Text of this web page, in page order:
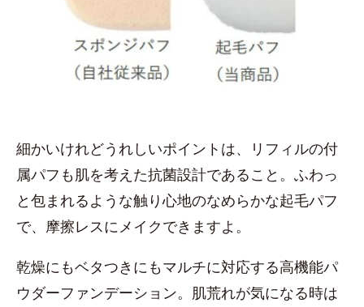
細かいけれどうれしいポイントは、リフィルの付
属パフも肌を考えた抗菌設計であること。ふわっ
と包まれるような触り心地のなめらかな起毛パフ
で、摩擦レスにメイクできますよ。
乾燥にもベタつきにもマルチに対応する高機能パ
ウダーファンデーション。肌荒れが気になる時は